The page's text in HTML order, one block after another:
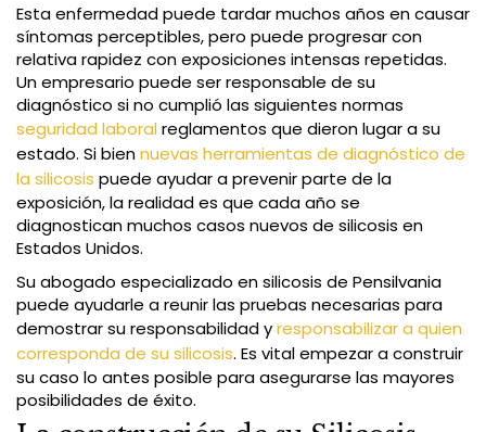
Esta enfermedad puede tardar muchos años en causar
síntomas perceptibles, pero puede progresar con
relativa rapidez con exposiciones intensas repetidas.
Un empresario puede ser responsable de su
diagnóstico si no cumplió las siguientes normas
seguridad laboralreglamentos que dieron lugar a su
estado. Si biennuevas herramientas de diagnóstico de
la silicosis puede ayudar a prevenir parte de la
exposición, la realidad es que cada año se
diagnostican muchos casos nuevos de silicosis en
Estados Unidos.
Su abogado especializado en silicosis de Pensilvania
puede ayudarle a reunir las pruebas necesarias para
demostrar su responsabilidad yresponsabilizar a quien
corresponda de su silicosis. Es vital empezar a construir
su caso lo antes posible para asegurarse las mayores
posibilidades de éxito.